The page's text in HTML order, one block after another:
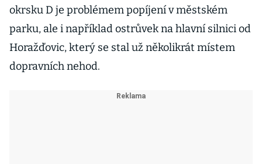
okrsku D je problémem popíjení v městském
parku, ale i například ostrůvek na hlavní silnici od
Horažďovic, který se stal už několikrát místem
dopravních nehod.